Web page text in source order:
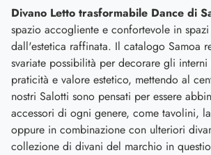
Divano Letto trasformabile Dance di
spazio accogliente e confortevole in
dall'estetica raffinata. Il catalogo Samoa
svariate possibilità per decorare gli
praticità e valore estetico, mettendo al
nostri Salotti sono pensati per essere
accessori di ogni genere, come tavolini,
oppure in combinazione con ulteriori
collezione di divani del marchio in